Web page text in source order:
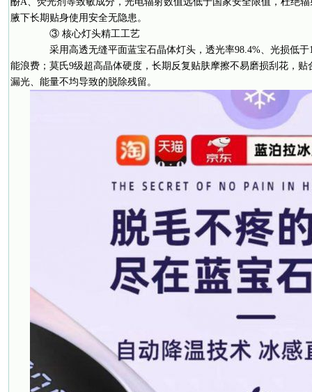
腋下长期贴身使用安全无隐患。
③ 核心灯头精工工艺
采用高透无缝平面蓝宝石晶体灯头，透光率98.4%、光损低于
能浪费；莫氏9级超高晶体硬度，长期反复贴肤摩擦不易磨损刮花，
漏光、能量不均导致的脱除残留。